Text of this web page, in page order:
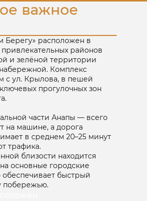
важное
расположен в
районов
и зелёной территории
Комплекс
с ул. Крылова, в пешей
прогулочных зон
части Анапы — всего
на машине, а дорога
в среднем 20–25 минут
трафика.
близости находится
основные городские
обеспечивает быстрый
побережью.